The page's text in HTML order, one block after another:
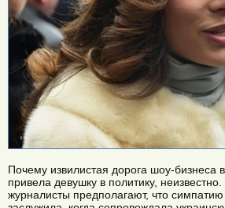
Почему извилистая дорога шоу-бизнеса
привела девушку в политику,
журналисты предполагают, что